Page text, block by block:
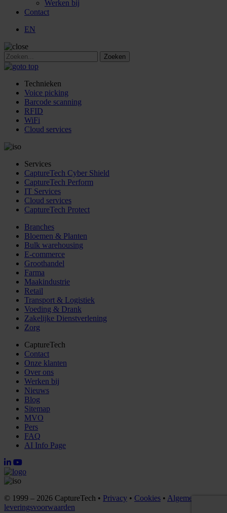
Werken bij
Contact
EN
Technieken
Voice picking
Barcode scanning
RFID
WiFi
Cloud services
Services
CaptureTech Cyber Shield
CaptureTech Perform
IT Services
Cloud services
CaptureTech Protect
Branches
Bloemen & Planten
Bulk warehousing
E-commerce
Groothandel
Farma
Maakindustrie
Retail
Transport & Logistiek
Voeding & Drank
Zakelijke Dienstverlening
Zorg
CaptureTech
Contact
Onze klanten
Over ons
Werken bij
Nieuws
Blog
Sitemap
MVO
Pers
FAQ
AI Info Page
© 1999 – 2026 CaptureTech • Privacy • Cookies • Algemene
leveringsvoorwaarden